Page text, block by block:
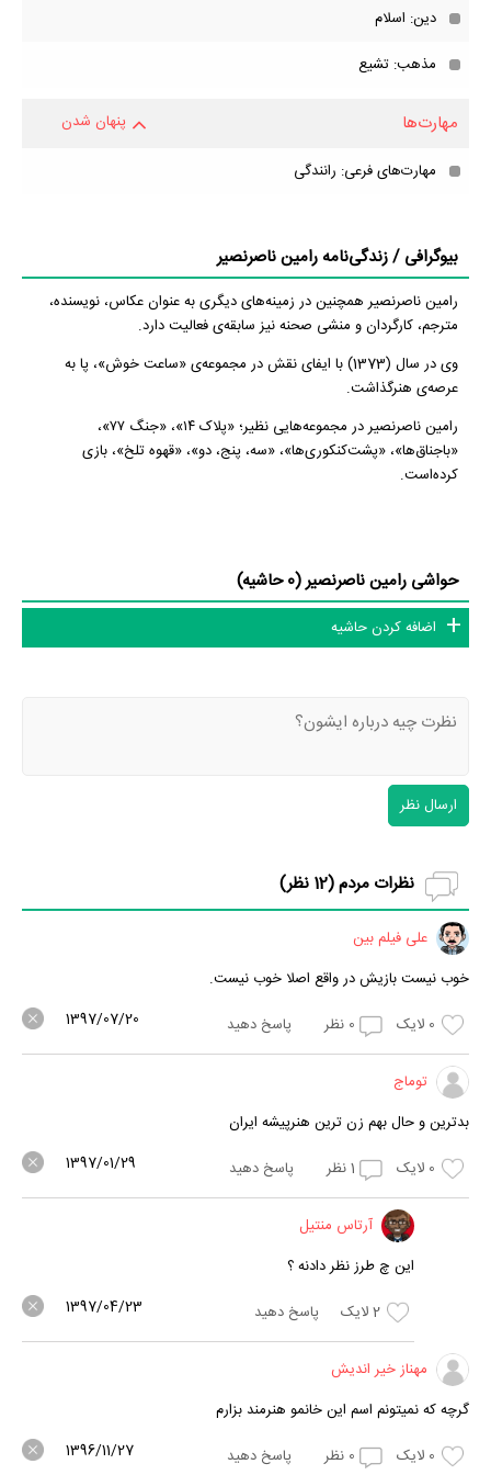
دین: اسلام
مذهب: تشیع
مهارت‌ها پنهان شدن
مهارت‌های فرعی: رانندگی
بیوگرافی / زندگی‌نامه رامین ناصرنصیر
رامین ناصرنصیر همچنین در زمینه‌های دیگری به عنوان عکاس، نویسنده،
مترجم، کارگردان و منشی صحنه نیز سابقه‌ی فعالیت دارد.
وی در سال (1373) با ایفای نقش در مجموعه‌ی «ساعت خوش»، پا به
عرصه‌ی هنرگذاشت.
رامین ناصرنصیر در مجموعه‌هایی نظیر؛ «پلاک ۱۴»، «جنگ ۷۷»،
«باجناق‌ها»، «پشت‌کنکوری‌ها»، «سه، پنج، دو»، «قهوه تلخ»، بازی
کرده‌است.
حواشی رامین ناصرنصیر (0 حاشیه)
اضافه کردن حاشیه
ارسال نظر
نظرات مردم (12 نظر)
علی فیلم بین
خوب نیست بازیش در واقع اصلا خوب نیست.
0 لایک 0 نظر پاسخ دهید 1397/07/20
توماج
بدترین و حال بهم زن ترین هنرپیشه ایران
0 لایک 1نظر پاسخ دهید 1397/01/29
آرتاس منتیل
این چ طرز نظر دادنه ؟
2لایک پاسخ دهید 1397/04/23
مهناز خیر اندیش
گرچه که نمیتونم اسم این خانمو هنرمند بزارم
0 لایک 0 نظر پاسخ دهید 1396/11/27